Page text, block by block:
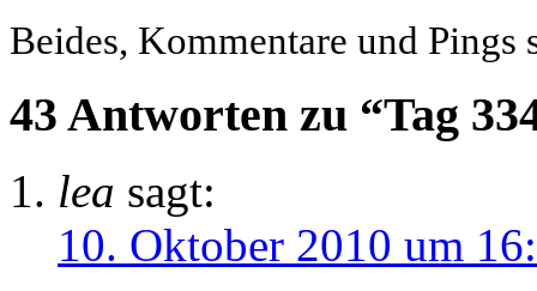
Beides, Kommentare und Pings
43 Antworten zu “Tag
lea sagt:
10. Oktober 2010 um